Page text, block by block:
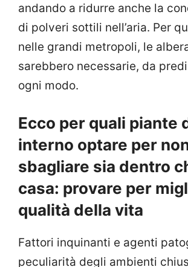
andando a ridurre anche la
di polveri sottili nell’aria. Per
nelle grandi metropoli, le
sarebbero necessarie, da
ogni modo.
Ecco per quali piante
interno optare per
sbagliare sia dentro
casa: provare per
qualità della vita
Fattori inquinanti e agenti
peculiarità degli ambienti